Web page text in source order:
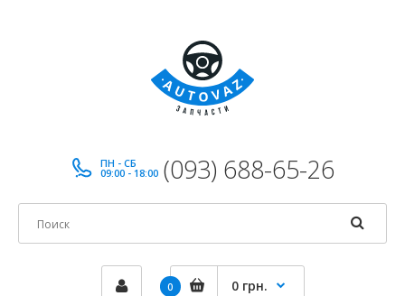
ПН - СБ
09:00 - 18:00 (093) 688-65-26
0 0 грн.